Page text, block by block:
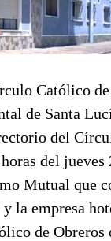
Católico
de Santa
del
del jueves
Mutual que
la empresa
de Obreros